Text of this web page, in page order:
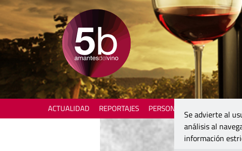
ACTUALIDAD REPORTAJES PERSONAJES
Se advierte al
análisis al
información